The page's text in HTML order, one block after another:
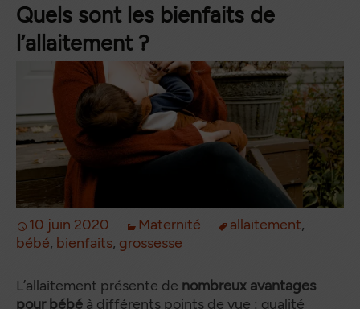
Quels sont les bienfaits de
l’allaitement ?
10 juin 2020 Maternité allaitement,
bébé, bienfaits, grossesse
L’allaitement présente de nombreux avantages
pour bébé à différents points de vue : qualité